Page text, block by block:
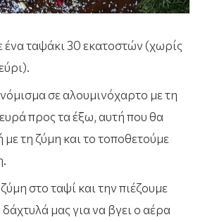
ταψάκι 30 εκατοστών (χωρίς
σε αλουμινόχαρτο με τη
προς τα έξω, αυτή που θα
τη ζύμη και το τοποθετούμε
στο ταψί και την πιέζουμε
μας για να βγει ο αέρα